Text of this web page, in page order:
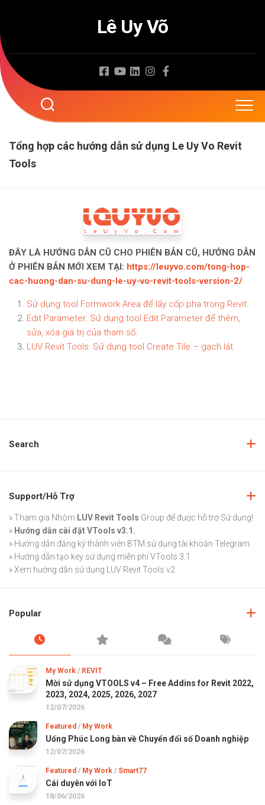
content
Lê Uy Võ
Tổng hợp các hướng dẫn sử dụng Le Uy Vo Revit
Tools
ĐÂY LÀ HƯỚNG DẪN CŨ CHO PHIÊN BẢN CŨ, HƯỚNG DẪN
Ở PHIÊN BẢN MỚI XEM TẠI: https://leuyvo.com/tong-hop-
cac-huong-dan-su-dung-le-uy-vo-revit-tools-version-2/
Sử dụng tool Formwork Area để lấy cốp pha trong Revit.
Edit Parameter: Sử dụng tool Edit Parameter để thêm,
sửa, xóa giá trị của tham số.
LUV Revit Tools: Sử dụng tool Create Tile – gạch lát.
Search
Support/Hỗ Trợ
» Tham gia Nhóm LUV Revit Tools Group để được hỗ trợ Sử dụng!
» Hướng dẫn cài đặt VTools v3.1.
» Hướng dẫn đăng ký thành viên BTM sử dụng tài khoản Telegram.
» Hướng dẫn tạo key sử dụng miễn phí VTools 3.1
»Xem hướng dẫn sử dụng LUV Revit Tools v2.
Popular
My Work / REVIT
Mời sử dụng VTOOLS v4 – Free Addins for Revit 2022,
2023, 2024, 2025, 2026, 2027
12/07/2026
Featured / My Work
Uống Phúc Long bàn về Chuyển đổi số Doanh nghiệp
12/07/2026
Featured / My Work / Smart77
Cái duyên với IoT
18/06/2026